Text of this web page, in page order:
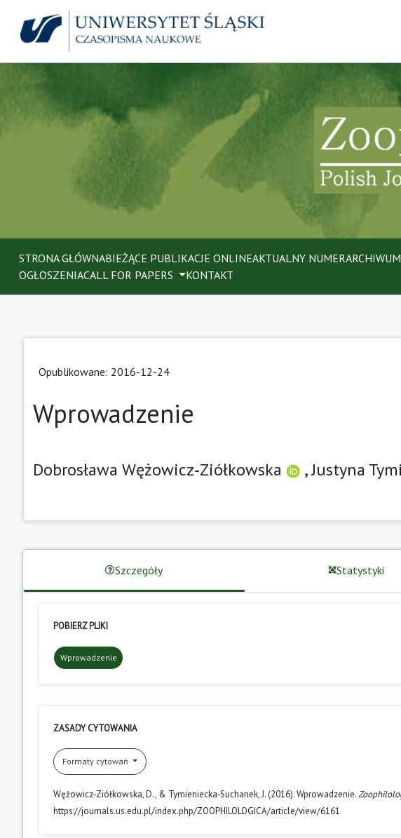
STRONA GŁÓWNABIEŻĄCE PUBLIKACJE ONLINEAKTUALNY NUMERARCHIWUM
OGŁOSZENIACALL FOR PAPERS KONTAKT
Opublikowane: 2016-12-24
Wprowadzenie
Dobrosława Wężowicz‑Ziółkowska ,Justyna
Szczegóły Statystyki
POBIERZ PLIKI
Wprowadzenie
ZASADY CYTOWANIA
Formaty cytowań
Wężowicz‑Ziółkowska, D., & Tymieniecka‑Suchanek, J. (2016). Wprowadzenie.
https://journals.us.edu.pl/index.php/ZOOPHILOLOGICA/article/view/6161